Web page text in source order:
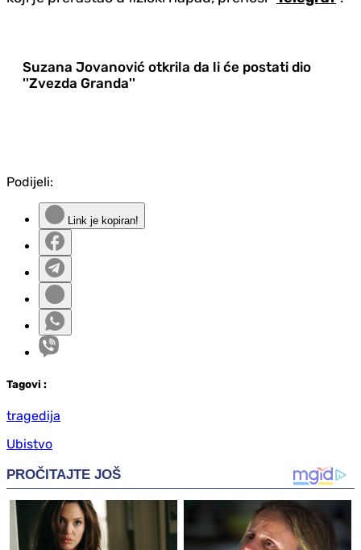
Suzana Jovanović otkrila da li će postati dio
''Zvezda Granda''
Podijeli:
Link je kopiran!
Tagovi :
tragedija
Ubistvo